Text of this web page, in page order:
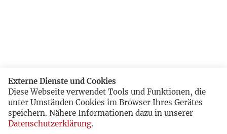
Externe Dienste und Cookies
Diese Webseite verwendet Tools und Funktionen, die
unter Umständen Cookies im Browser Ihres Gerätes
speichern. Nähere Informationen dazu in unserer
Datenschutzerklärung.